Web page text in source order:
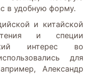
в удобную форму.
и китайской
и специи
интерес во
для
Александр